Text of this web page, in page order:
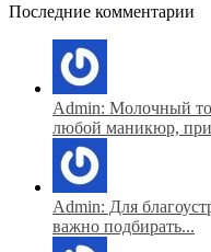
Последние комментарии
Admin: Молочный
любой маникюр,
Admin: Для
важно подбирать...